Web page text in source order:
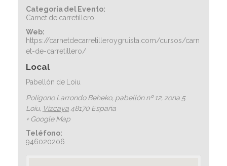
Categoría del Evento:
Carnet de carretillero
Web:
https://carnetdecarretilleroygruista.com/cursos/carn
et-de-carretillero/
Local
Pabellón de Loiu
Polígono Larrondo Beheko, pabellón nº 12, zona 5
Loiu, Vizcaya 48170 España
+ Google Map
Teléfono:
946020206